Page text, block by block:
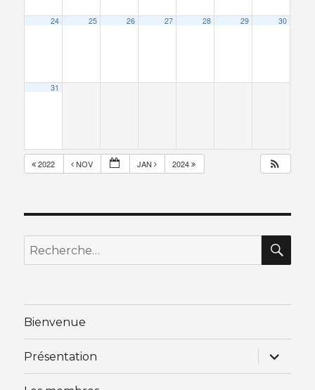
24 25 26 27 28 29 30
31
2022 NOV JAN 2024
Recherche
pour
Bienvenue
Présentation
ouvrir
le
sous-